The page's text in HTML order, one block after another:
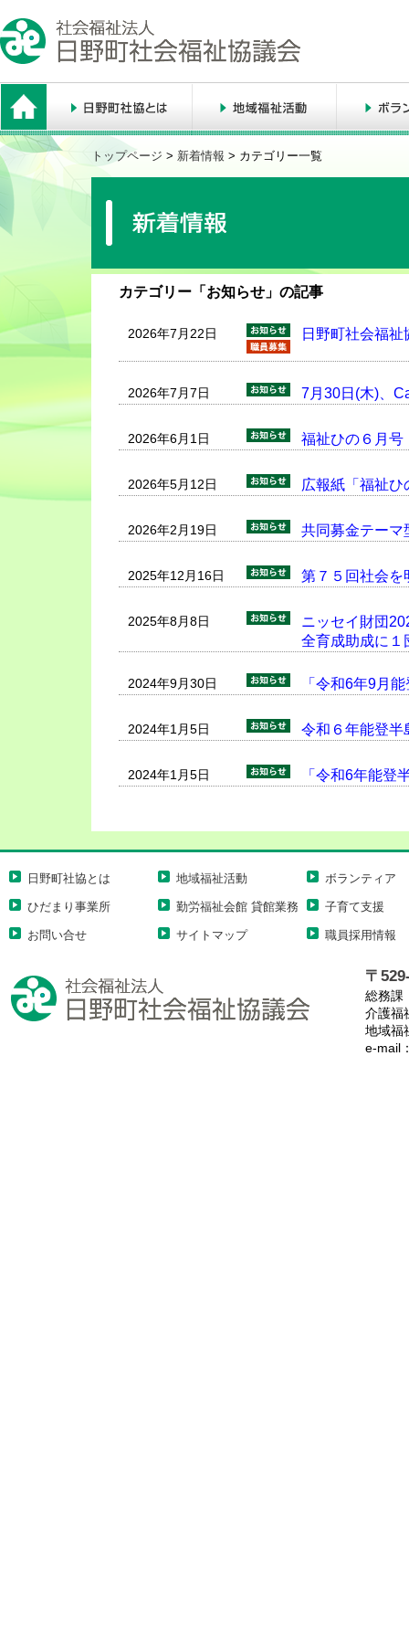
トップページ > 新着情報 > カテゴリー一覧
カテゴリー「お知らせ」の記事
2026年7月22日 日野町社会福
2026年7月7日 7月30日(木)、
2026年6月1日 福祉ひの６月号
2026年5月12日 広報紙「福祉
2026年2月19日 共同募金テーマ
2025年12月16日 第７５回社会を
2025年8月8日
ニッセイ財団
全育成助成に１
2024年9月30日 「令和6年9月
2024年1月5日 令和６年能登半
2024年1月5日 「令和6年能登
日野町社協とは 地域福祉活動 ボランティア
ひだまり事業所 勤労福祉会館 貸館業務 子育て支援
お問い合せ サイトマップ 職員採用情報
〒
総務課
介護福
地域福
e-mail